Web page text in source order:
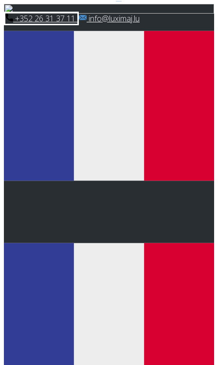
Skip
to
content
​+352 26 31 37 11 ​info@luximaj.lu